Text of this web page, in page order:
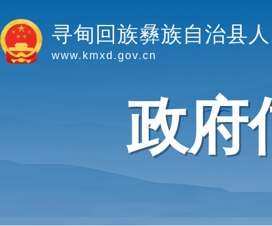
寻甸回族彝族自治县
www.kmxd.gov.cn
政府